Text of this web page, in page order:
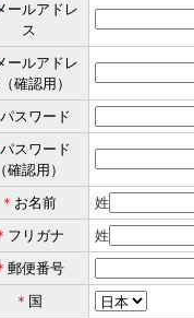
ールアドレ
ス
ールアドレ
確認用）
パスワード
パスワード
（確認用）
＊ お名前
姓
フリガナ
姓
郵便番号
＊ 国